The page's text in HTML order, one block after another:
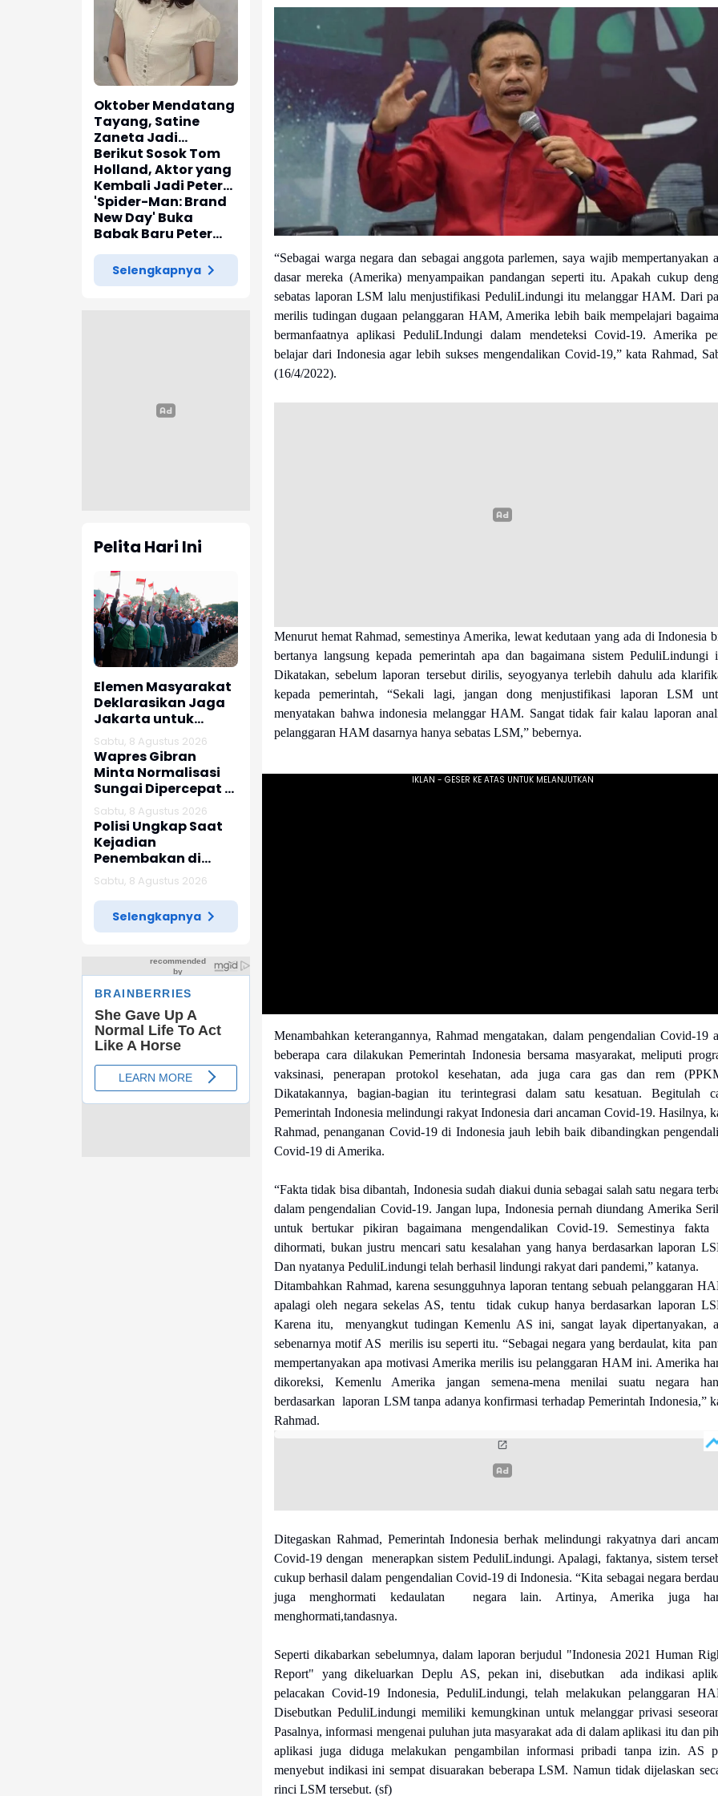
Oktober Mendatang
Tayang, Satine
Zaneta Jadi
Pemeran Utama Film
Siti Si Vampir
Berikut Sosok Tom
Holland, Aktor yang
Kembali Jadi Peter
Parker di 'Spider-
Man: Brand New Day'
'Spider-Man: Brand
New Day' Buka
Babak Baru Peter
Parker di Marvel
Cinematic Universe
Selengkapnya
Pelita Hari Ini
Elemen Masyarakat
Deklarasikan Jaga
Jakarta untuk
Indonesia
Sabtu, 8 Agustus 2026
Wapres Gibran
Minta Normalisasi
Sungai Dipercepat di
Tengah Pemulihan
Pascabencana
Sabtu, 8 Agustus 2026
Polisi Ungkap Saat
Kejadian
Penembakan di
Festival Lembah
Baliem, Wamenpar
Tak Berada di Lokasi
Sabtu, 8 Agustus 2026
Selengkapnya
“Sebagai warga negara dan sebagai anggota parlemen, saya wajib mempertanyakan
dasar mereka (Amerika) menyampaikan pandangan seperti itu. Apakah cukup
sebatas laporan LSM lalu menjustifikasi PeduliLindungi itu melanggar HAM. Dari
merilis tudingan dugaan pelanggaran HAM, Amerika lebih baik mempelajari
bermanfaatnya aplikasi PeduliLIndungi dalam mendeteksi Covid-19. Amerika
belajar dari Indonesia agar lebih sukses mengendalikan Covid-19,” kata Rahmad,
(16/4/2022).
Menurut hemat Rahmad, semestinya Amerika, lewat kedutaan yang ada di Indonesia
bertanya langsung kepada pemerintah apa dan bagaimana sistem PeduliLindungi
Dikatakan, sebelum laporan tersebut dirilis, seyogyanya terlebih dahulu ada
kepada pemerintah, “Sekali lagi, jangan dong menjustifikasi laporan LSM
menyatakan bahwa indonesia melanggar HAM. Sangat tidak fair kalau laporan
pelanggaran HAM dasarnya hanya sebatas LSM,” bebernya.
Menambahkan keterangannya, Rahmad mengatakan, dalam pengendalian Covid-19
beberapa cara dilakukan Pemerintah Indonesia bersama masyarakat, meliputi
vaksinasi, penerapan protokol kesehatan, ada juga cara gas dan rem
Dikatakannya, bagian-bagian itu terintegrasi dalam satu kesatuan. Begitulah
Pemerintah Indonesia melindungi rakyat Indonesia dari ancaman Covid-19. Hasilnya,
Rahmad, penanganan Covid-19 di Indonesia jauh lebih baik dibandingkan
Covid-19 di Amerika.
“Fakta tidak bisa dibantah, Indonesia sudah diakui dunia sebagai salah satu negara
dalam pengendalian Covid-19. Jangan lupa, Indonesia pernah diundang Amerika
untuk bertukar pikiran bagaimana mengendalikan Covid-19. Semestinya fakta
dihormati, bukan justru mencari satu kesalahan yang hanya berdasarkan laporan
Dan nyatanya PeduliLindungi telah berhasil lindungi rakyat dari pandemi,” katanya.
Ditambahkan Rahmad, karena sesungguhnya laporan tentang sebuah pelanggaran
apalagi oleh negara sekelas AS, tentu tidak cukup hanya berdasarkan laporan
Karena itu, menyangkut tudingan Kemenlu AS ini, sangat layak dipertanyakan,
sebenarnya motif AS merilis isu seperti itu. “Sebagai negara yang berdaulat, kita
mempertanyakan apa motivasi Amerika merilis isu pelanggaran HAM ini. Amerika
dikoreksi, Kemenlu Amerika jangan semena-mena menilai suatu negara
berdasarkan laporan LSM tanpa adanya konfirmasi terhadap Pemerintah Indonesia,”
Rahmad.
Ditegaskan Rahmad, Pemerintah Indonesia berhak melindungi rakyatnya dari
Covid-19 dengan menerapkan sistem PeduliLindungi. Apalagi, faktanya, sistem
cukup berhasil dalam pengendalian Covid-19 di Indonesia. “Kita sebagai negara
juga menghormati kedaulatan negara lain. Artinya, Amerika juga
menghormati,tandasnya.
Seperti dikabarkan sebelumnya, dalam laporan berjudul "Indonesia 2021 Human
Report" yang dikeluarkan Deplu AS, pekan ini, disebutkan ada indikasi
pelacakan Covid-19 Indonesia, PeduliLindungi, telah melakukan pelanggaran
Disebutkan PeduliLindungi memiliki kemungkinan untuk melanggar privasi
Pasalnya, informasi mengenai puluhan juta masyarakat ada di dalam aplikasi itu dan
aplikasi juga diduga melakukan pengambilan informasi pribadi tanpa izin. AS
menyebut indikasi ini sempat disuarakan beberapa LSM. Namun tidak dijelaskan
rinci LSM tersebut. (sf)